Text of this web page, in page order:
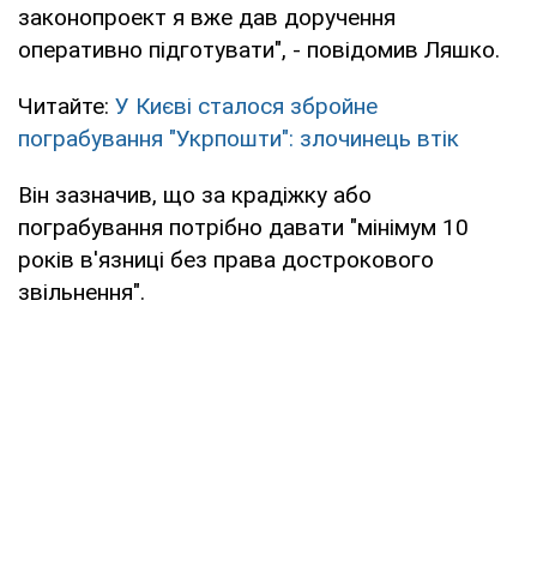
законопроект я вже дав доручення
оперативно підготувати", - повідомив Ляшко.
Читайте: У Києві сталося збройне
пограбування "Укрпошти": злочинець втік
Він зазначив, що за крадіжку або
пограбування потрібно давати "мінімум 10
років в'язниці без права дострокового
звільнення".